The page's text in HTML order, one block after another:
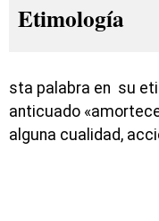
Etimología
sta palabra en su
anticuado
alguna cualidad,